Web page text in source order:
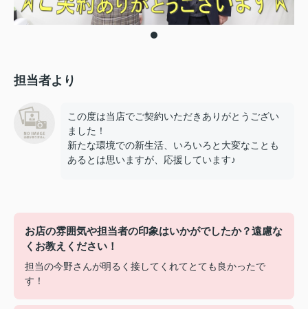
担当者より
この度は当店でご契約いただきありがとうござい
ました！
新たな環境での新生活、いろいろと大変なことも
あるとは思いますが、応援しています♪
お店の雰囲気や担当者の印象はいかがでしたか？遠慮な
くお教えください！
担当の今野さんが明るく接してくれてとても良かったで
す！